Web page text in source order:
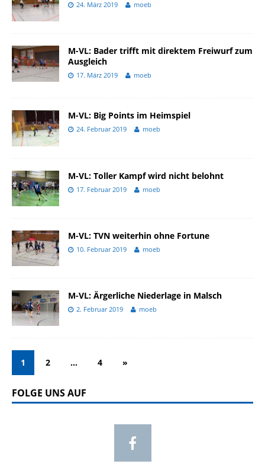
24. März 2019 moeb
M-VL: Bader trifft mit direktem Freiwurf zum
Ausgleich
17. März 2019 moeb
M-VL: Big Points im Heimspiel
24. Februar 2019 moeb
M-VL: Toller Kampf wird nicht belohnt
17. Februar 2019 moeb
M-VL: TVN weiterhin ohne Fortune
10. Februar 2019 moeb
M-VL: Ärgerliche Niederlage in Malsch
2. Februar 2019 moeb
1 2 … 4 »
FOLGE UNS AUF